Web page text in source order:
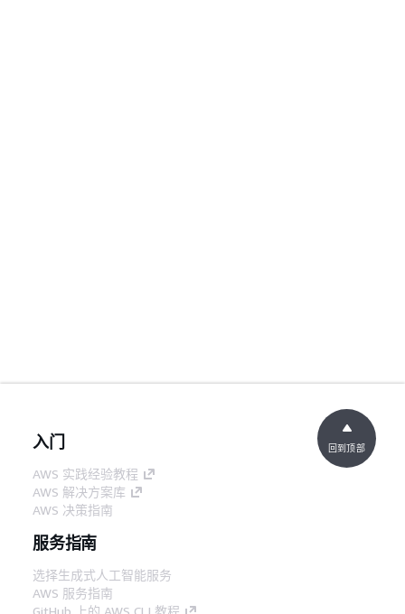
入门
AWS 实践经验教程
AWS 解决方案库
AWS 决策指南
服务指南
选择生成式人工智能服务
AWS 服务指南
GitHub 上的 AWS CLI 教程
回到顶部